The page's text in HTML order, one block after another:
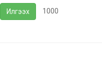
Илгээх 1000